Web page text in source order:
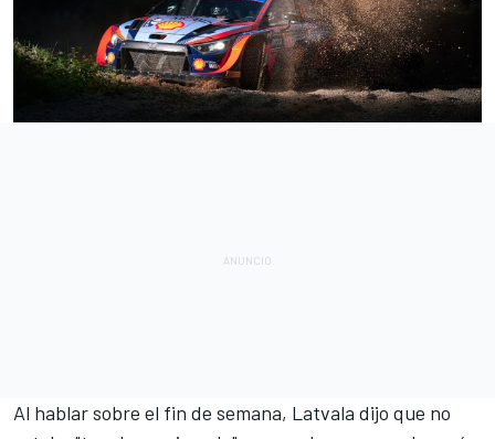
Al hablar sobre el fin de semana, Latvala dijo que no